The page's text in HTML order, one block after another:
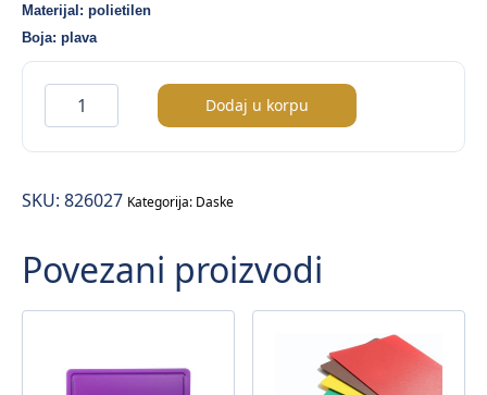
Materijal: polietilen
Boja: plava
Kuhinjska
daska
–
količina
Dodaj u korpu
SKU: 826027 Kategorija: Daske
Povezani proizvodi